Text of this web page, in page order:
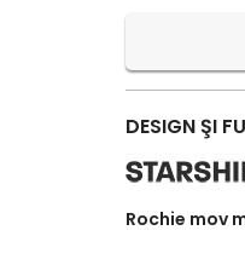
DESIGN ŞI
Rochie mov